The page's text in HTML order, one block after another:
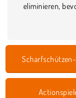
eliminieren,